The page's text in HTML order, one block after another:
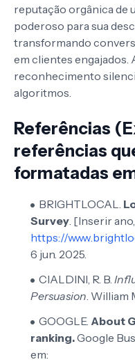
reputação orgânica de
poderoso para sua
transformando
em clientes engajados.
reconhecimento
algoritmos.
Referências
referências
formatadas
BRIGHTLOCAL.
Survey . [Inserir
https://
6 jun. 2025.
CIALDINI, R. B.
Persuasion . William
GOOGLE. About
ranking.Google
em: